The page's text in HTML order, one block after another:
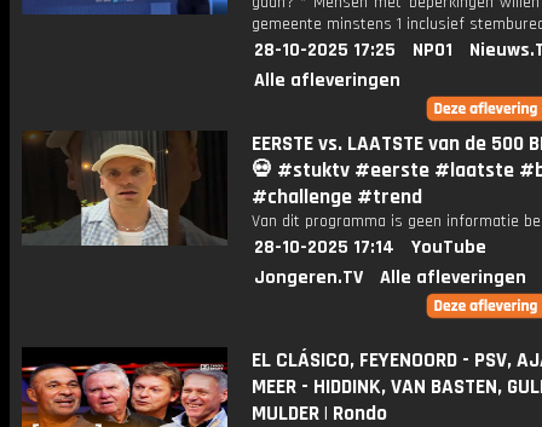
gemeente minstens 1 inclusief
28-10-2025 17:25 NPO1
Alle afleveringen
EERSTE vs. LAATSTE van de 500
💀 #stuktv #eerste #laatste
#challenge #trend
Van dit programma is geen informatie
28-10-2025 17:14
YouTube
Jongeren.TV
Alle afleveringen
EL CLÁSICO, FEYENOORD - PSV,
MEER - HIDDINK, VAN BASTEN,
MULDER | Rondo